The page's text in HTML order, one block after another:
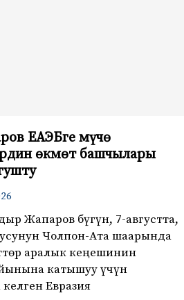
ЕАЭБге мүчө
өкмөт башчылары
Жапаров бүгүн, 7-августта,
Чолпон-Ата шаарында
аралык кеңешинин
катышуу үчүн
Евразия